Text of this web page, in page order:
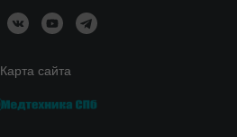
Карта сайта